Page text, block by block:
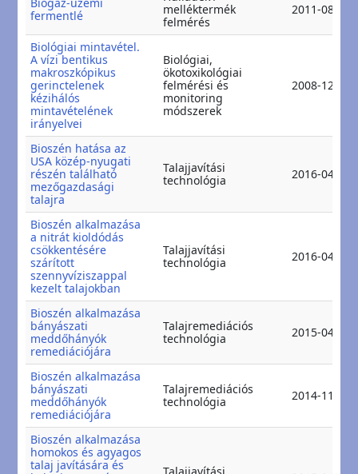
fermentlé
melléktermék
felmérés
2011-08-12
Biológiai mintavétel.
A vízi bentikus
makroszkópikus
gerinctelenek
kézihálós
mintavételének
irányelvei
Biológiai,
ökotoxikológiai
felmérési és
monitoring
módszerek
2008-12-11
Bioszén hatása az
USA közép-nyugati
részén található
mezőgazdasági
talajra
Talajjavítási
technológia
2016-04-04
Bioszén alkalmazása
a nitrát kioldódás
csökkentésére
szárított
szennyvíziszappal
kezelt talajokban
Talajjavítási
technológia
2016-04-03
Bioszén alkalmazása
bányászati
meddőhányók
remediációjára
Talajremediációs
technológia
2015-04-15
Bioszén alkalmazása
bányászati
meddőhányók
remediációjára
Talajremediációs
technológia
2014-11-11
Bioszén alkalmazása
homokos és agyagos
talaj javítására és